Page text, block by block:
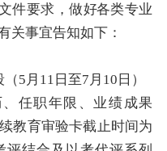
件要求 ，做好各类专业
关事宜告知如下：
（5 月 11 日至7 月 10 日）
任职年限、业绩成果
教育审验卡截止时间为